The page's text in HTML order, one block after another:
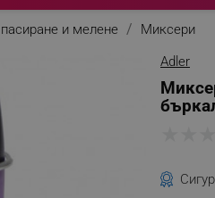
и мелене
Миксери
Adler